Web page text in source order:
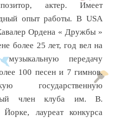
актер. Имеет
опыт работы. В USA
Ордена « Дружбы »
более 25 лет, год вел на
музыкальную передачу
100 песен и 7 гимнов.
государственную
член клуба им. В.
лауреат конкурса